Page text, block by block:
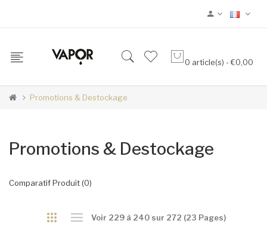
0 article(s) - €0,00
Promotions & Destockage
Promotions & Destockage
Comparatif Produit (0)
Voir 229 à 240 sur 272 (23 Pages)